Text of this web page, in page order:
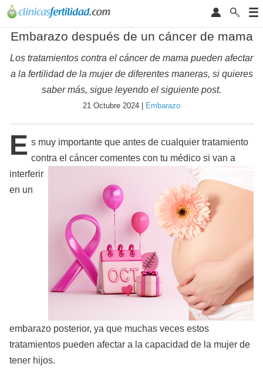
Embarazo después de un cáncer de mama
Los tratamientos contra el cáncer de mama pueden afectar
a la fertilidad de la mujer de diferentes maneras, si quieres
saber más, sigue leyendo el siguiente post.
21 Octubre 2024 | Embarazo
E s muy importante que antes de cualquier tratamiento
contra el cáncer comentes con tu médico si van a
interferir
en un
embarazo posterior, ya que muchas veces estos
tratamientos pueden afectar a la capacidad de la mujer de
tener hijos.